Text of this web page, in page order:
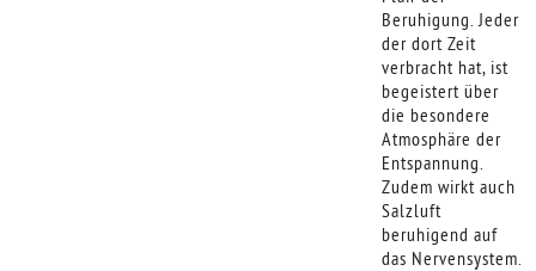
Beruhigung. Jeder
der dort Zeit
verbracht hat, ist
begeistert über
die besondere
Atmosphäre der
Entspannung.
Zudem wirkt auch
Salzluft
beruhigend auf
das Nervensystem.